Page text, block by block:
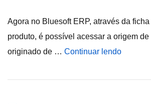
Agora no Bluesoft ERP, através da
produto, é possível acessar a origem de
originado de … Continuar lendo